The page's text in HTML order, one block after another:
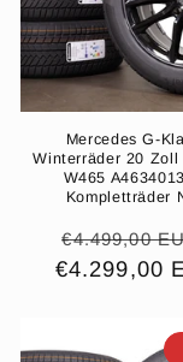
Mercedes G-
Winterräder 20 Zoll
W465
Kompletträder
Normaler
Preis
€4.499,00
€4.299,00